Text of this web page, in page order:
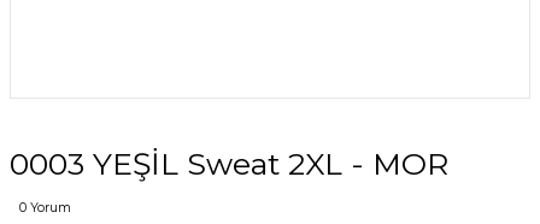
0003 YEŞİL Sweat 2XL - MOR
0 Yorum